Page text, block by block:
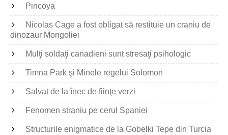
Pincoya
Nicolas Cage a fost obligat să restituie un craniu de
dinozaur Mongoliei
Mulţi soldaţi canadieni sunt stresaţi psihologic
Timna Park şi Minele regelui Solomon
Salvat de la înec de fiinţe verzi
Fenomen straniu pe cerul Spaniei
Structurile enigmatice de la Gobelki Tepe din Turcia